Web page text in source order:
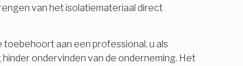
van het isolatiemateriaal direct
toebehoort aan een professional, u als
ondervinden van de onderneming. Het